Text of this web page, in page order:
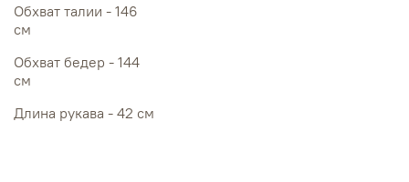
Обхват талии - 146
см
Обхват бедер - 144
см
Длина рукава - 42 см